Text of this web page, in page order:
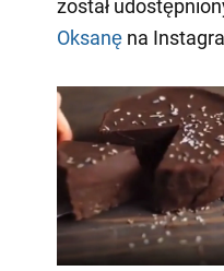
został
Oksanęna